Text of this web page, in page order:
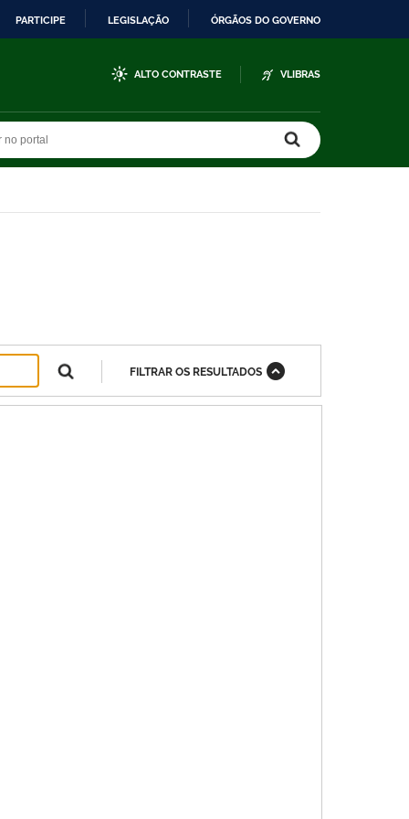
PARTICIPE LEGISLAÇÃO ÓRGÃOS DO GOVERNO
ALTO CONTRASTE VLIBRAS
FILTRAR OS RESULTADOS